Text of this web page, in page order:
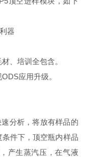
、培训全包含。
应用升级。
分析，将放有样品的
件下，顶空瓶内样品
产生蒸汽压，在气液